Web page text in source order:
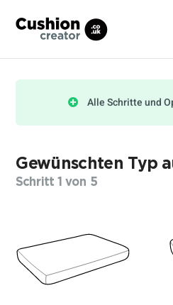
Gewünschten Typ
Schritt 1 von 5
Alle Schritte und